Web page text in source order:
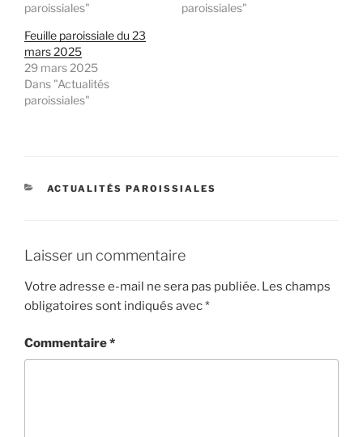
paroissiales"
paroissiales"
Feuille paroissiale du 23
mars 2025
29 mars 2025
Dans "Actualités
paroissiales"
CATÉGORIES
ACTUALITÉS PAROISSIALES
Laisser un commentaire
Votre adresse e-mail ne sera pas publiée. Les champs
obligatoires sont indiqués avec*
Commentaire*